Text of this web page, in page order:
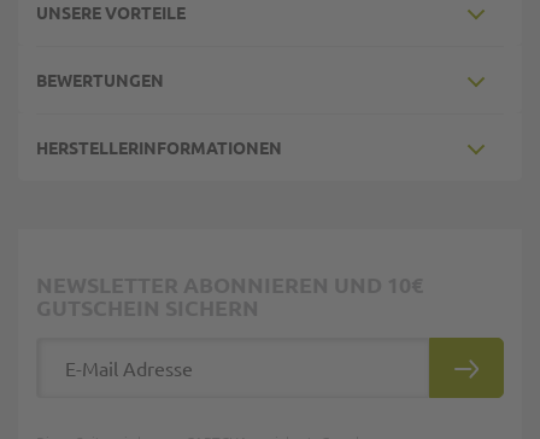
UNSERE VORTEILE
BEWERTUNGEN
HERSTELLERINFORMATIONEN